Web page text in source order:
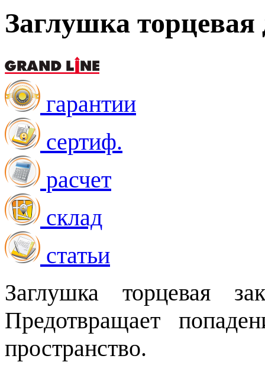
Заглушка торцевая
гарантии
сертиф.
расчет
склад
статьи
Заглушка торцевая
Предотвращает
пространство.